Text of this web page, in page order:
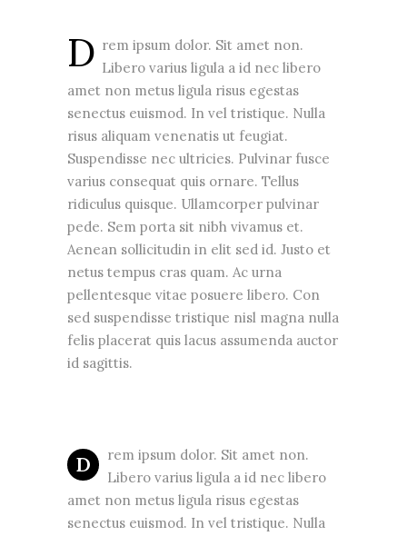
D rem ipsum dolor. Sit amet non.
Libero varius ligula a id nec libero
amet non metus ligula risus egestas
senectus euismod. In vel tristique. Nulla
risus aliquam venenatis ut feugiat.
Suspendisse nec ultricies. Pulvinar fusce
varius consequat quis ornare. Tellus
ridiculus quisque. Ullamcorper pulvinar
pede. Sem porta sit nibh vivamus et.
Aenean sollicitudin in elit sed id. Justo et
netus tempus cras quam. Ac urna
pellentesque vitae posuere libero. Con
sed suspendisse tristique nisl magna nulla
felis placerat quis lacus assumenda auctor
id sagittis.
D
rem ipsum dolor. Sit amet non.
Libero varius ligula a id nec libero
amet non metus ligula risus egestas
senectus euismod. In vel tristique. Nulla